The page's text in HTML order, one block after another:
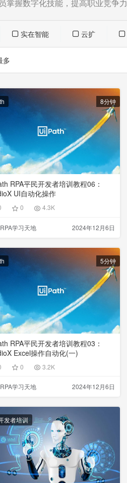
掌握数字化技能，提高职业竞争力
实在智能 云扩
多
8分钟
RPA平民开发者培训教程06：
UI自动化操作
0 4.3K
RPA学习天地 2024年12月6日
5分钟
RPA平民开发者培训教程03：
Excel操作自动化(一)
0 3.2K
RPA学习天地 2024年12月6日
发者培训